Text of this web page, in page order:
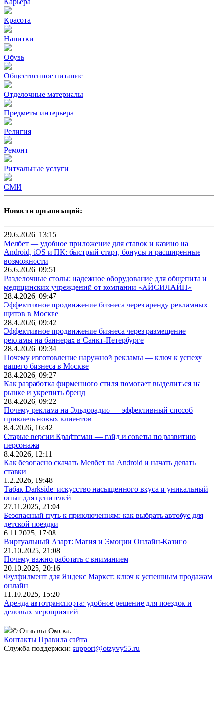
Красота
Напитки
Обувь
Общественное питание
Отделочные материалы
Предметы интерьера
Религия
Ремонт
Ритуальные услуги
СМИ
Новости организаций:
29.6.2026, 13:15
Мелбет — удобное приложение для ставок и казино на
Android, iOS и ПК: быстрый старт, бонусы и расширенные
возможности
26.6.2026, 09:51
Разделочные столы: надежное оборудование для общепита и
медицинских учреждений от компании «АЙСИЛАЙН»
28.4.2026, 09:47
Эффективное продвижение бизнеса через аренду рекламных
щитов в Москве
28.4.2026, 09:42
Эффективное продвижение бизнеса через размещение
рекламы на баннерах в Санкт-Петербурге
28.4.2026, 09:34
Почему изготовление наружной рекламы — ключ к успеху
вашего бизнеса в Москве
28.4.2026, 09:27
Как разработка фирменного стиля помогает выделиться на
рынке и укрепить бренд
28.4.2026, 09:22
Почему реклама на Эльдорадио — эффективный способ
привлечь новых клиентов
8.4.2026, 16:42
Старые версии Крафтсман — гайд и советы по развитию
персонажа
8.4.2026, 12:11
Как безопасно скачать Мелбет на Android и начать делать
ставки
1.2.2026, 19:48
Табак Darkside: искусство насыщенного вкуса и уникальный
опыт для ценителей
27.11.2025, 21:04
Безопасный путь к приключениям: как выбрать автобус для
детской поездки
6.11.2025, 17:08
Виртуальный Азарт: Магия и Эмоции Онлайн-Казино
21.10.2025, 21:08
Почему важно работать с вниманием
20.10.2025, 20:16
Фулфилмент для Яндекс Маркет: ключ к успешным продажам
онлайн
11.10.2025, 15:20
Аренда автотранспорта: удобное решение для поездок и
деловых мероприятий
© Отзывы Омска.
Контакты Правила сайта
Служба поддержки: support@otzyvy55.ru